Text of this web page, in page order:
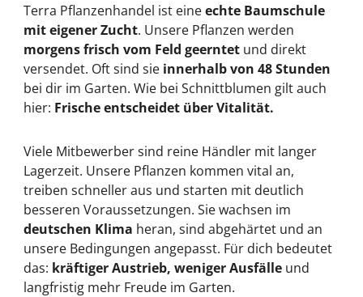
Terra Pflanzenhandel ist eineechte Baumschule
mit eigener Zucht. Unsere Pflanzen werden
morgens frisch vom Feld geerntetund direkt
versendet. Oft sind sie innerhalb von 48 Stunden
bei dir im Garten. Wie bei Schnittblumen gilt auch
hier: Frische entscheidet über Vitalität.
Viele Mitbewerber sind reine Händler mit langer
Lagerzeit. Unsere Pflanzen kommen vital an,
treiben schneller aus und starten mit deutlich
besseren Voraussetzungen. Sie wachsen im
deutschen Klima heran, sind abgehärtet und an
unsere Bedingungen angepasst. Für dich bedeutet
das: kräftiger Austrieb, weniger Ausfälle und
langfristig mehr Freude im Garten.